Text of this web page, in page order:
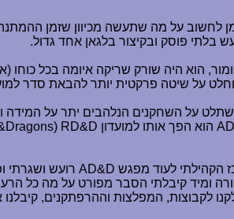
בלתי פוסק ובקיצור בלגאן אחד גדול.
הוא היה שורק שריקה איומה בכל
יותר להבאת סדר למועדון - חלוקה ל- 2 קבוצות
על השחקנים הנלהבים יתר על המידה
הוא הפך אותו למועדון RD&D
(
AD&D רועש ושגרתי
ומיד קיבלתי הסבר מפורט על מה כל
המפלצות וההרפתקנים, קיבלנו